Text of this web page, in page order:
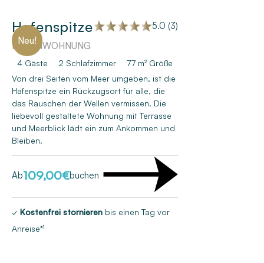
Neu!
Hafenspitze
5.0 (3)
FERIENWOHNUNG
4 Gäste 2 Schlafzimmer 77 m²Größe
Von drei Seiten vom Meer umgeben, ist die
Hafenspitze ein Rückzugsort für alle, die
das Rauschen der Wellen vermissen. Die
liebevoll gestaltete Wohnung mit Terrasse
und Meerblick lädt ein zum Ankommen und
Bleiben.
Ab109,00€buchen
✓ Kostenfrei stornieren bis einen Tag vor
Anreise*¹